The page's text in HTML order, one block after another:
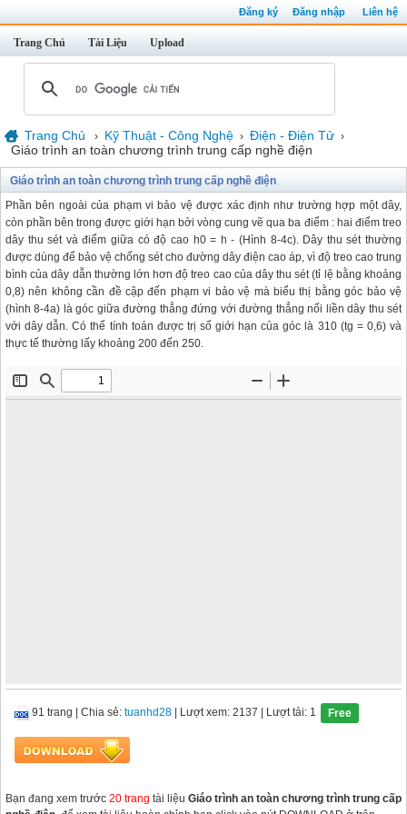
Đăng ký Đăng nhập Liên hệ
Trang Chủ Tài Liệu Upload
Trang Chủ › Kỹ Thuật - Công Nghệ › Điện - Điện Tử ›
Giáo trình an toàn chương trình trung cấp nghề điện
Giáo trình an toàn chương trình trung cấp nghề điện
Phần bên ngoài của phạm vi bảo vệ được xác định như trường hợp một dây,
còn phần bên trong được giới hạn bởi vòng cung vẽ qua ba điểm : hai điểm treo
dây thu sét và điểm giữa có độ cao h0 = h - (Hình 8-4c). Dây thu sét thường
được dùng để bảo vệ chống sét cho đường dây điện cao áp, vì độ treo cao trung
bình của dây dẫn thường lớn hơn độ treo cao của dây thu sét (tỉ lệ bằng khoảng
0,8) nên không cần đề cập đến phạm vi bảo vệ mà biểu thị bằng góc bảo vệ
(hình 8-4a) là góc giữa đường thẳng đứng với đường thẳng nối liền dây thu sét
với dây dẫn. Có thể tính toán được trị số giới hạn của góc là 310 (tg = 0,6) và
thực tế thường lấy khoảng 200 đến 250.
91 trang Chia sẻ: tuanhd28 | Lượt xem: 2137 | Lượt tải: 1 Free
Bạn đang xem trước 20 trang tài liệu Giáo trình an toàn chương trình trung cấp